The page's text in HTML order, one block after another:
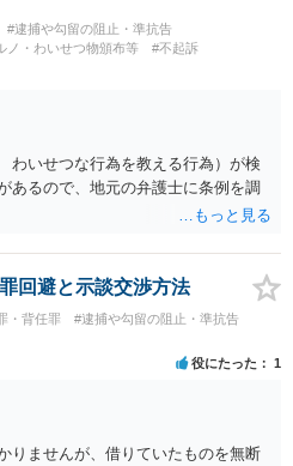
#逮捕や勾留の阻止・準抗告
ノ・わいせつ物頒布等 #不起訴
いせつな行為を教える行為）が検
あるので、地元の弁護士に条例を調
回避と示談交渉方法
・背任罪
#逮捕や勾留の阻止・準抗告
役にたった 1
りませんが、借りていたものを無断